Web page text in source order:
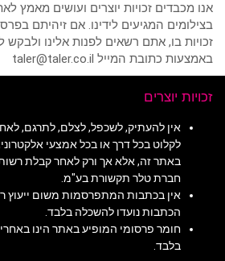
אנו מכבדים זכויות יוצרים ועושים מאמץ
בצילומים המגיעים לידינו. אם זיהיתם
זכויות בו, אתם רשאים לפנות אלינו
באמצעות כתובת המייל taler@taler.co.il
זכויות יוצרים
אין להעתיק, לשכפל, לצלם, לתרגם,
לקלוט בכל דרך או בכל אמצעי
באתר זה, אלא אך ורק לאחר קבלת
חברת טלר תקשורת בע"מ.
אין בכתבות המתפרסמות משום ייעוץ
הכתבות נועדו להשכלה בלבד.
חומר פרסומי המופיע באתר הינו
בלבד.